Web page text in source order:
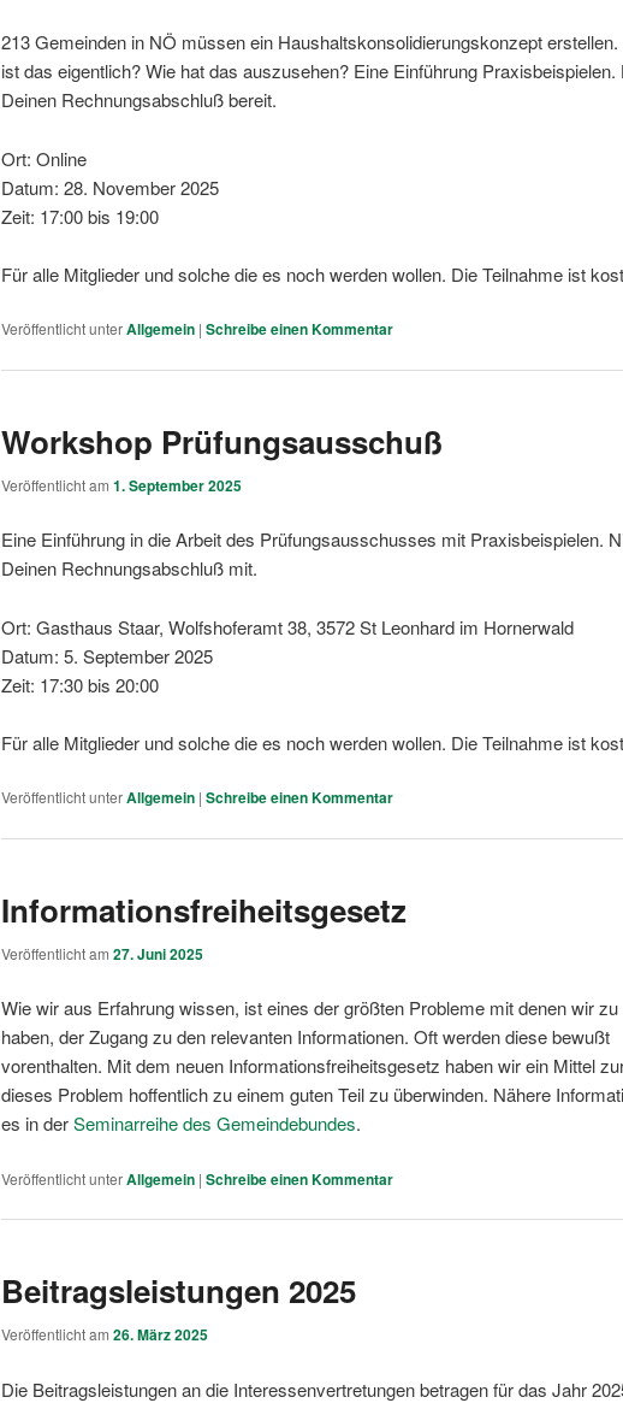
213 Gemeinden in NÖ müssen ein Haushaltskonsolidierungskonzept
ist das eigentlich? Wie hat das auszusehen? Eine Einführung Praxisbeispielen.
Deinen Rechnungsabschluß bereit.
Ort: Online
Datum: 28. November 2025
Zeit: 17:00 bis 19:00
Für alle Mitglieder und solche die es noch werden wollen. Die Teilnahme ist
Veröffentlicht unter Allgemein |Schreibe einen Kommentar
Workshop Prüfungsausschuß
Veröffentlicht am1. September 2025
Eine Einführung in die Arbeit des Prüfungsausschusses mit Praxisbeispielen.
Deinen Rechnungsabschluß mit.
Ort: Gasthaus Staar, Wolfshoferamt 38, 3572 St Leonhard im Hornerwald
Datum: 5. September 2025
Zeit: 17:30 bis 20:00
Für alle Mitglieder und solche die es noch werden wollen. Die Teilnahme ist
Veröffentlicht unter Allgemein |Schreibe einen Kommentar
Informationsfreiheitsgesetz
Veröffentlicht am27. Juni 2025
Wie wir aus Erfahrung wissen, ist eines der größten Probleme mit denen wir
haben, der Zugang zu den relevanten Informationen. Oft werden diese bewußt
vorenthalten. Mit dem neuen Informationsfreiheitsgesetz haben wir ein Mittel
dieses Problem hoffentlich zu einem guten Teil zu überwinden. Nähere
es in derSeminarreihe des Gemeindebundes.
Veröffentlicht unter Allgemein |Schreibe einen Kommentar
Beitragsleistungen 2025
Veröffentlicht am26. März 2025
Die Beitragsleistungen an die Interessenvertretungen betragen für das Jahr